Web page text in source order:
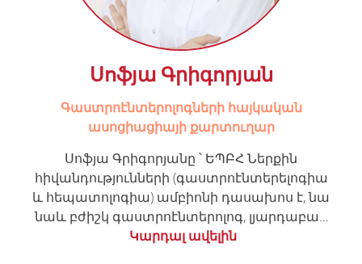
Սոֆյա Գրիգորյան
Գաստրոէնտերոլոգների հայկական
ասոցիացիայի քարտուղար
Սոֆյա Գրիգորյանը ՝ ԵՊԲՀ Ներքին
հիվանդությունների (գաստրոէնտերելոգիա
և հեպատոլոգիա) ամբիոնի դասախոս է, նա
նաև բժիշկ գաստրոէնտերոլոգ, լյարդաբա…
Կարդալ ավելին